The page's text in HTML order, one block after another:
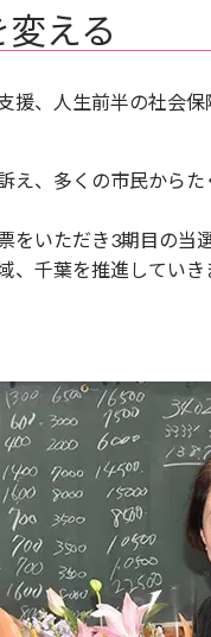
える
援、人生前半の社会
え、多くの市民から
をいただき3期目の当
千葉を推進していき